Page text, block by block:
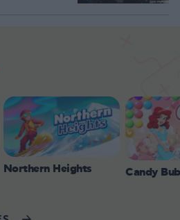
Northern Heights Candy